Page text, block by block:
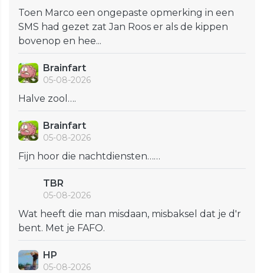
Toen Marco een ongepaste opmerking in een
SMS had gezet zat Jan Roos er als de kippen
bovenop en hee...
Brainfart
05-08-2026
Halve zool….
Brainfart
05-08-2026
Fijn hoor die nachtdiensten……
TBR
05-08-2026
Wat heeft die man misdaan, misbaksel dat je d'r
bent. Met je FAFO.
HP
05-08-2026